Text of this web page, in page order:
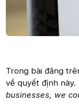
Trong bài đăng
về quyết định này.
businesses, we